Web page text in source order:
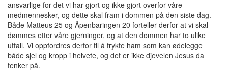
ansvarlige for det vi har gjort og ikke gjort overfor våre
medmennesker, og dette skal fram i dommen på den siste dag.
Både Matteus 25 og Åpenbaringen 20 forteller derfor at vi skal
dømmes etter våre gjerninger, og at den dommen har to ulike
utfall. Vi oppfordres derfor til å frykte ham som kan ødelegge
både sjel og kropp i helvete, og det er ikke djevelen Jesus da
tenker på.